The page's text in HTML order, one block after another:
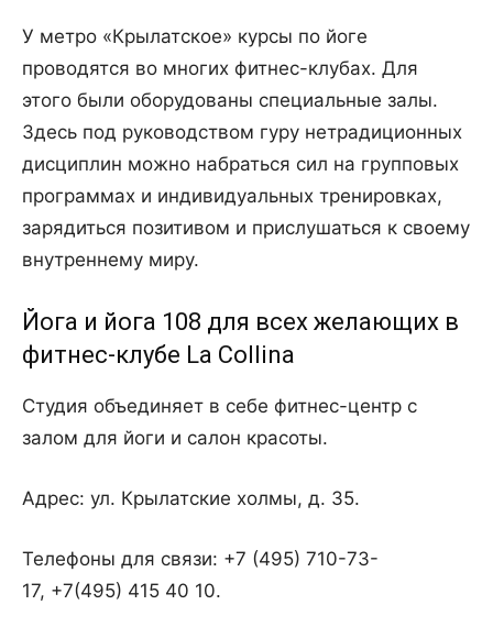
У метро «Крылатское» курсы по йоге
проводятся во многих фитнес-клубах. Для
этого были оборудованы специальные залы.
Здесь под руководством гуру нетрадиционных
дисциплин можно набраться сил на групповых
программах и индивидуальных тренировках,
зарядиться позитивом и прислушаться к своему
внутреннему миру.
Йога и йога 108 для всех желающих в
фитнес-клубе La Collina
Студия объединяет в себе фитнес-центр с
залом для йоги и салон красоты.
Адрес: ул. Крылатские холмы, д. 35.
Телефоны для связи: +7 (495) 710-73-
17, +7(495) 415 40 10.